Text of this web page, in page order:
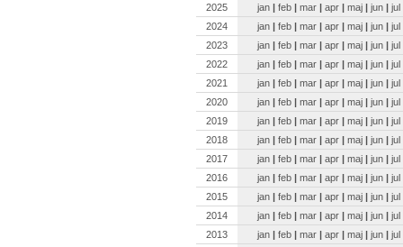
2025
jan | feb | mar | apr | maj | jun | jul
2024
jan | feb | mar | apr | maj | jun | jul
2023
jan | feb | mar | apr | maj | jun | jul
2022
jan | feb | mar | apr | maj | jun | jul
2021
jan | feb | mar | apr | maj | jun | jul
2020
jan | feb | mar | apr | maj | jun | jul
2019
jan | feb | mar | apr | maj | jun | jul
2018
jan | feb | mar | apr | maj | jun | jul
2017
jan | feb | mar | apr | maj | jun | jul
2016
jan | feb | mar | apr | maj | jun | jul
2015
jan | feb | mar | apr | maj | jun | jul
2014
jan | feb | mar | apr | maj | jun | jul
2013
jan | feb | mar | apr | maj | jun | jul